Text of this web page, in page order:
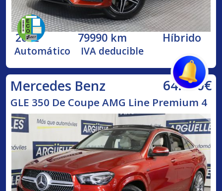
2022 79990 km Híbrido
Automático IVA deducible
Mercedes Benz 64.850€
GLE 350 De Coupe AMG Line Premium 4